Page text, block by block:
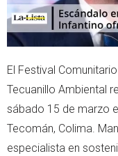
El Festival
Tecuanillo Ambiental
sábado 15 de marzo
Tecomán, Colima.
especialista en